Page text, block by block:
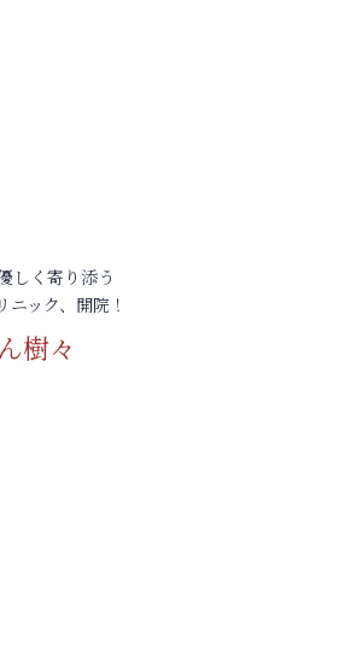
しく寄り添う
ック、開院！
樹々